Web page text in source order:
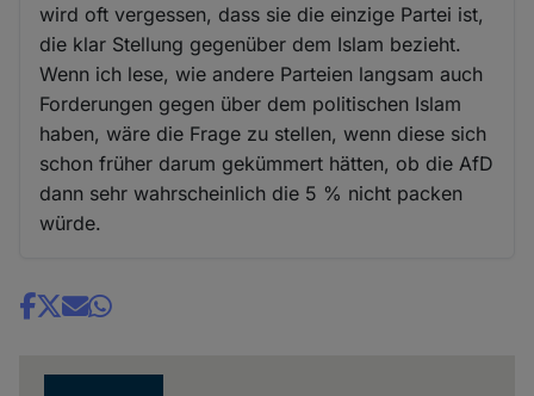
wird oft vergessen, dass sie die einzige Partei ist,
die klar Stellung gegenüber dem Islam bezieht.
Wenn ich lese, wie andere Parteien langsam auch
Forderungen gegen über dem politischen Islam
haben, wäre die Frage zu stellen, wenn diese sich
schon früher darum gekümmert hätten, ob die AfD
dann sehr wahrscheinlich die 5 % nicht packen
würde.
Share